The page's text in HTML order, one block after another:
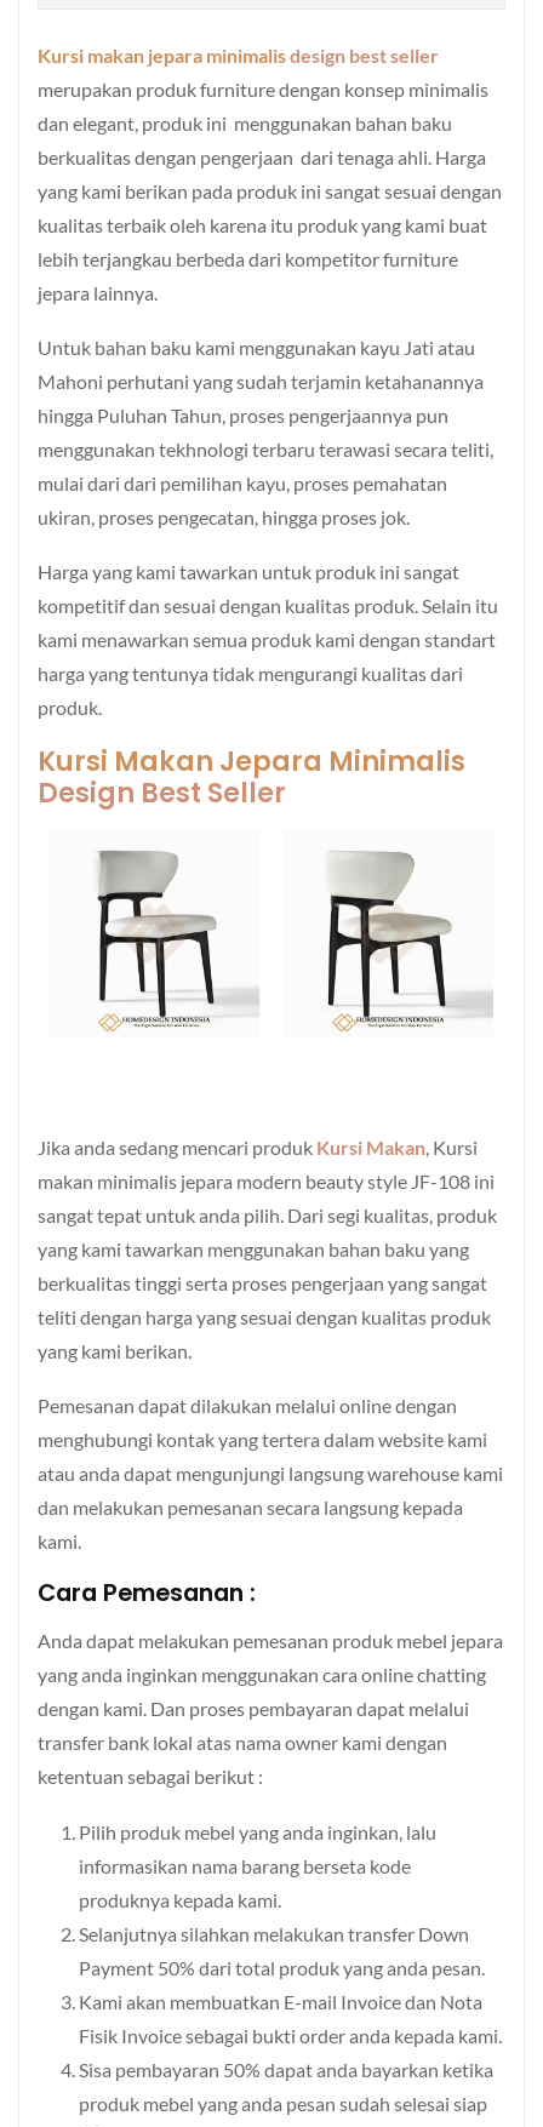
Kursi makan jepara minimalisdesign best seller
merupakan produk furniture dengan konsep minimalis
dan elegant, produk ini menggunakan bahan baku
berkualitas dengan pengerjaan dari tenaga ahli. Harga
yang kami berikan pada produk ini sangat sesuai dengan
kualitas terbaik oleh karena itu produk yang kami buat
lebih terjangkau berbeda dari kompetitor furniture
jepara lainnya.
Untuk bahan baku kami menggunakan kayu Jati atau
Mahoni perhutani yang sudah terjamin ketahanannya
hingga Puluhan Tahun, proses pengerjaannya pun
menggunakan tekhnologi terbaru terawasi secara teliti,
mulai dari dari pemilihan kayu, proses pemahatan
ukiran, proses pengecatan, hingga proses jok.
Harga yang kami tawarkan untuk produk ini sangat
kompetitif dan sesuai dengan kualitas produk. Selain itu
kami menawarkan semua produk kami dengan standart
harga yang tentunya tidak mengurangi kualitas dari
produk.
Kursi Makan Jepara Minimalis
Design Best Seller
Jika anda sedang mencari produk Kursi Makan, Kursi
makan minimalis jepara modern beauty style JF-108 ini
sangat tepat untuk anda pilih. Dari segi kualitas, produk
yang kami tawarkan menggunakan bahan baku yang
berkualitas tinggi serta proses pengerjaan yang sangat
teliti dengan harga yang sesuai dengan kualitas produk
yang kami berikan.
Pemesanan dapat dilakukan melalui online dengan
menghubungi kontak yang tertera dalam website kami
atau anda dapat mengunjungi langsung warehouse kami
dan melakukan pemesanan secara langsung kepada
kami.
Cara Pemesanan :
Anda dapat melakukan pemesanan produk mebel jepara
yang anda inginkan menggunakan cara online chatting
dengan kami. Dan proses pembayaran dapat melalui
transfer bank lokal atas nama owner kami dengan
ketentuan sebagai berikut :
Pilih produk mebel yang anda inginkan, lalu
informasikan nama barang berseta kode
produknya kepada kami.
Selanjutnya silahkan melakukan transfer Down
Payment 50% dari total produk yang anda pesan.
Kami akan membuatkan E-mail Invoice dan Nota
Fisik Invoice sebagai bukti order anda kepada kami.
Sisa pembayaran 50% dapat anda bayarkan ketika
produk mebel yang anda pesan sudah selesai siap